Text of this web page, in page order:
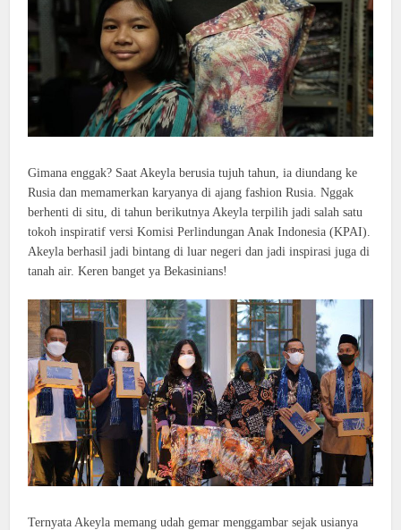
Gimana enggak? Saat Akeyla berusia tujuh tahun, ia diundang ke
Rusia dan memamerkan karyanya di ajang fashion Rusia. Nggak
berhenti di situ, di tahun berikutnya Akeyla terpilih jadi salah satu
tokoh inspiratif versi Komisi Perlindungan Anak Indonesia (KPAI).
Akeyla berhasil jadi bintang di luar negeri dan jadi inspirasi juga di
tanah air. Keren banget ya Bekasinians!
Ternyata Akeyla memang udah gemar menggambar sejak usianya